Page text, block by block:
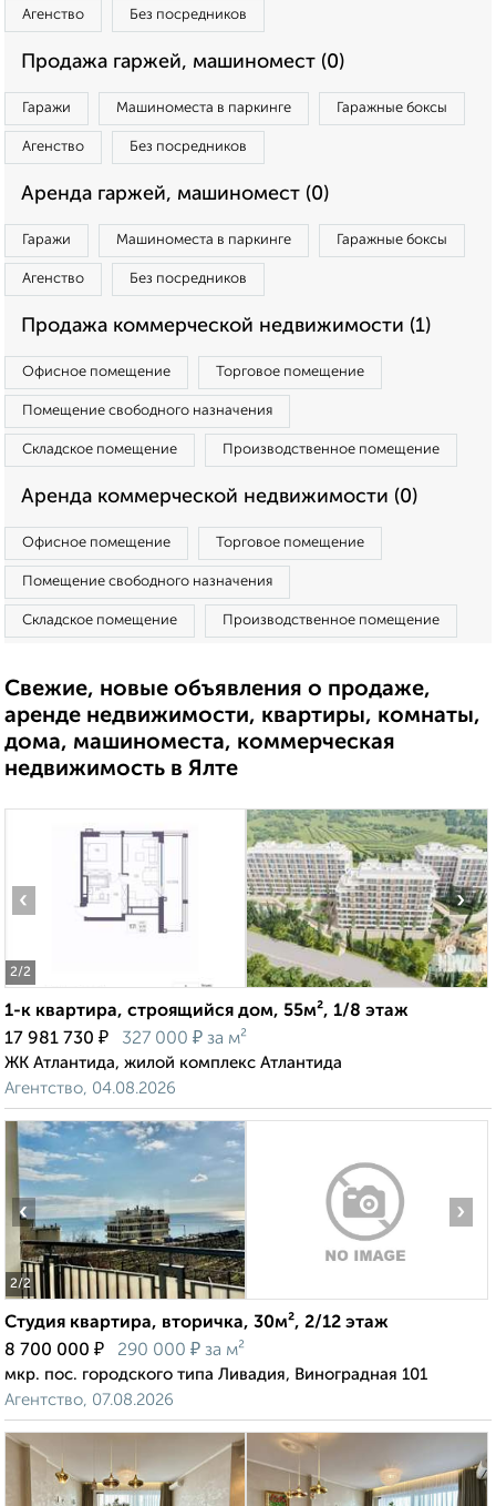
Агенство Без посредников
Продажа гаржей, машиномест (0)
Гаражи Машиноместа в паркинге Гаражные боксы
Агенство Без посредников
Аренда гаржей, машиномест (0)
Гаражи Машиноместа в паркинге Гаражные боксы
Агенство Без посредников
Продажа коммерческой недвижимости (1)
Офисное помещение Торговое помещение
Помещение свободного назначения
Складское помещение Производственное помещение
Аренда коммерческой недвижимости (0)
Офисное помещение Торговое помещение
Помещение свободного назначения
Складское помещение Производственное помещение
Свежие, новые объявления о продаже,
аренде недвижимости, квартиры, комнаты,
дома, машиноместа, коммерческая
недвижимость в Ялте
2/2
‹ ›
1-к квартира, строящийся дом, 55м², 1/8 этаж
17 981 730 ₽ 327 000 ₽ за м²
ЖК Атлантида, жилой комплекс Атлантида
Агентство, 04.08.2026
2/2
‹ ›
Студия квартира, вторичка, 30м², 2/12 этаж
8 700 000 ₽ 290 000 ₽ за м²
мкр. пос. городского типа Ливадия, Виноградная 101
Агентство, 07.08.2026